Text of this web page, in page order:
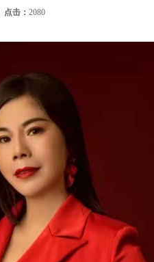
点击： 2080